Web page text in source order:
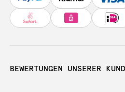
BEWERTUNGEN UNSERER